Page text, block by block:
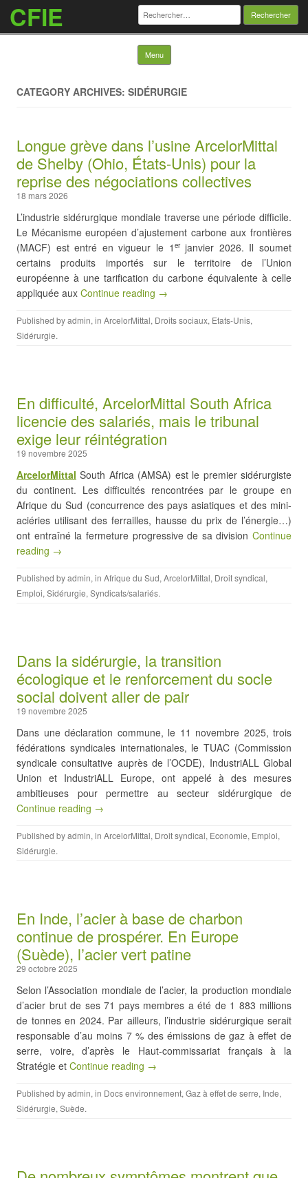
CFIE Rechercher :
Menu Skip to content
CATEGORY ARCHIVES: SIDÉRURGIE
Longue grève dans l’usine ArcelorMittal
de Shelby (Ohio, États-Unis) pour la
reprise des négociations collectives
18 mars 2026
L’industrie sidérurgique mondiale traverse une période difficile.
Le Mécanisme européen d’ajustement carbone aux frontières
(MACF) est entré en vigueur le 1 erjanvier 2026. Il soumet
certains produits importés sur le territoire de l’Union
européenne à une tarification du carbone équivalente à celle
appliquée aux Continue reading →
Published byadmin, in ArcelorMittal, Droits sociaux, Etats-Unis,
Sidérurgie.
En difficulté, ArcelorMittal South Africa
licencie des salariés, mais le tribunal
exige leur réintégration
19 novembre 2025
ArcelorMittal South Africa (AMSA) est le premier sidérurgiste
du continent. Les difficultés rencontrées par le groupe en
Afrique du Sud (concurrence des pays asiatiques et des mini-
aciéries utilisant des ferrailles, hausse du prix de l’énergie…)
ont entraîné la fermeture progressive de sa division Continue
reading →
Published byadmin, in Afrique du Sud, ArcelorMittal, Droit syndical,
Emploi, Sidérurgie, Syndicats/salariés.
Dans la sidérurgie, la transition
écologique et le renforcement du socle
social doivent aller de pair
19 novembre 2025
Dans une déclaration commune, le 11 novembre 2025, trois
fédérations syndicales internationales, le TUAC (Commission
syndicale consultative auprès de l’OCDE), IndustriALL Global
Union et IndustriALL Europe, ont appelé à des mesures
ambitieuses pour permettre au secteur sidérurgique de
Continue reading →
Published byadmin, in ArcelorMittal, Droit syndical, Economie, Emploi,
Sidérurgie.
En Inde, l’acier à base de charbon
continue de prospérer. En Europe
(Suède), l’acier vert patine
29 octobre 2025
Selon l’Association mondiale de l’acier, la production mondiale
d’acier brut de ses 71 pays membres a été de 1 883 millions
de tonnes en 2024. Par ailleurs, l’industrie sidérurgique serait
responsable d’au moins 7 % des émissions de gaz à effet de
serre, voire, d’après le Haut-commissariat français à la
Stratégie et Continue reading →
Published byadmin, in Docs environnement, Gaz à effet de serre, Inde,
Sidérurgie, Suède.